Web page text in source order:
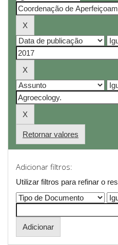
Retornar valores
Adicionar filtros:
Utilizar filtros para refinar o